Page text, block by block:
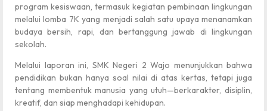
program kesiswaan, termasuk kegiatan pembinaan lingkungan
melalui lomba 7K yang menjadi salah satu upaya menanamkan
budaya bersih, rapi, dan bertanggung jawab di lingkungan
sekolah.
Melalui laporan ini, SMK Negeri 2 Wajo menunjukkan bahwa
pendidikan bukan hanya soal nilai di atas kertas, tetapi juga
tentang membentuk manusia yang utuh—berkarakter, disiplin,
kreatif, dan siap menghadapi kehidupan.